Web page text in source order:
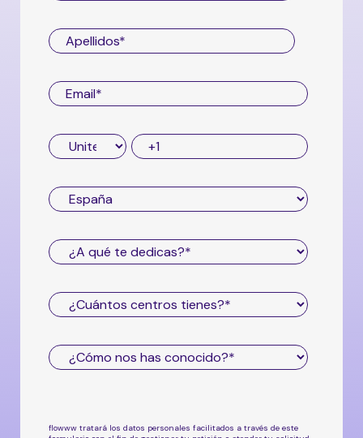
flowww tratará los datos personales facilitados a través de este